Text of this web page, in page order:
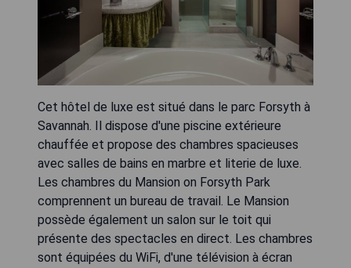
Cet hôtel de luxe est situé dans le parc Forsyth à
Savannah. Il dispose d'une piscine extérieure
chauffée et propose des chambres spacieuses
avec salles de bains en marbre et literie de luxe.
Les chambres du Mansion on Forsyth Park
comprennent un bureau de travail. Le Mansion
possède également un salon sur le toit qui
présente des spectacles en direct. Les chambres
sont équipées du WiFi, d'une télévision à écran